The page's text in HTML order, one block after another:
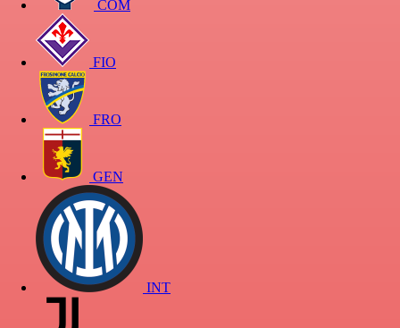
COM
FIO
FRO
GEN
INT